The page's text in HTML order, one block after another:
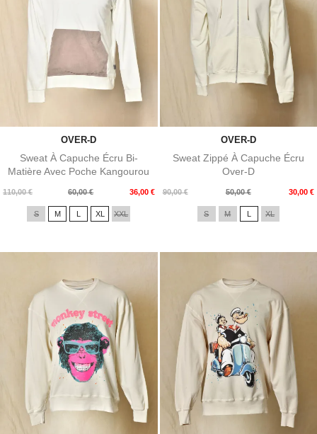
OVER-D
Sweat À Capuche Écru Bi-
Matière Avec Poche Kangourou
110,00 €
Prix
60,00 € 36,00 €
Prix
S M L XL XXL
OVER-D
Sweat Zippé À Capuche Écru
Over-D
90,00 €
Prix
50,00 € 30,00 €
Prix
S M L XL